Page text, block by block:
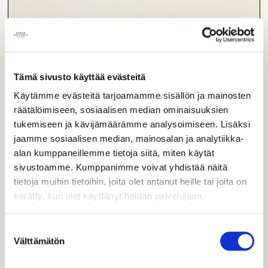
Tämä sivusto käyttää evästeitä
Käytämme evästeitä tarjoamamme sisällön ja mainosten
räätälöimiseen, sosiaalisen median ominaisuuksien
tukemiseen ja kävijämäärämme analysoimiseen. Lisäksi
jaamme sosiaalisen median, mainosalan ja analytiikka-
alan kumppaneillemme tietoja siitä, miten käytät
sivustoamme. Kumppanimme voivat yhdistää näitä
tietoja muihin tietoihin, joita olet antanut heille tai joita on
kerätty, kun olet käyttänyt heidän palvelujaan.
valinta
Välttämätön
Lime macaron
Tuote saattaa sisältää jäämiä gluteenista, sillä kaikki
tuotteemme valmistetaan samoissa tuotantotiloissa.
L
1,90€